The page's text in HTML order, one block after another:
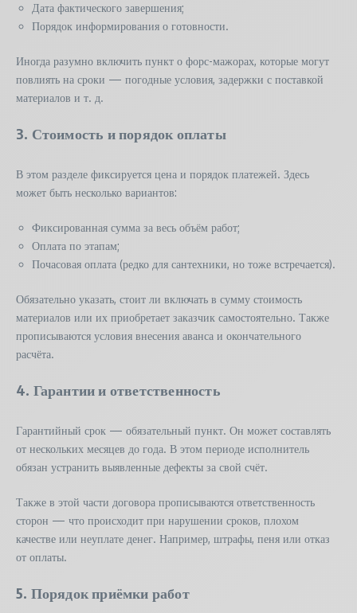
Дата фактического завершения;
Порядок информирования о готовности.
Иногда разумно включить пункт о форс-мажорах, которые могут
повлиять на сроки — погодные условия, задержки с поставкой
материалов и т. д.
3. Стоимость и порядок оплаты
В этом разделе фиксируется цена и порядок платежей. Здесь
может быть несколько вариантов:
Фиксированная сумма за весь объём работ;
Оплата по этапам;
Почасовая оплата (редко для сантехники, но тоже встречается).
Обязательно указать, стоит ли включать в сумму стоимость
материалов или их приобретает заказчик самостоятельно. Также
прописываются условия внесения аванса и окончательного
расчёта.
4. Гарантии и ответственность
Гарантийный срок — обязательный пункт. Он может составлять
от нескольких месяцев до года. В этом периоде исполнитель
обязан устранить выявленные дефекты за свой счёт.
Также в этой части договора прописываются ответственность
сторон — что происходит при нарушении сроков, плохом
качестве или неуплате денег. Например, штрафы, пеня или отказ
от оплаты.
5. Порядок приёмки работ